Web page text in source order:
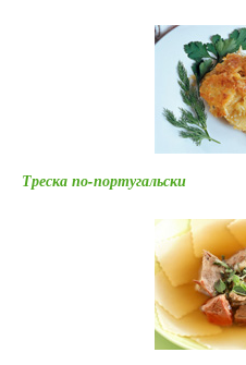
Треска по-португальски